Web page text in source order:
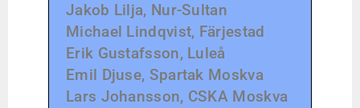
Jakob Lilja, Nur-Sultan
Michael Lindqvist, Färjestad
Erik Gustafsson, Luleå
Emil Djuse, Spartak Moskva
Lars Johansson, CSKA Moskva